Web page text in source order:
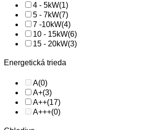
4 - 5kW(1)
5 - 7kW(7)
7 -10kW(4)
10 - 15kW(6)
15 - 20kW(3)
Energetická trieda
A(0)
A+(3)
A++(17)
A+++(0)